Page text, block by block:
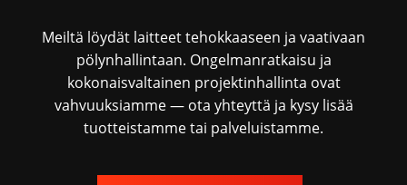
Meiltä löydät laitteet tehokkaaseen ja vaativaan
pölynhallintaan. Ongelmanratkaisu ja
kokonaisvaltainen projektinhallinta ovat
vahvuuksiamme — ota yhteyttä ja kysy lisää
tuotteistamme tai palveluistamme.